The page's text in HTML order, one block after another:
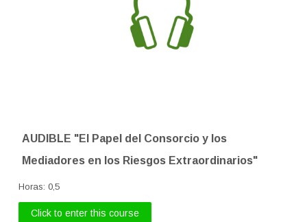
AUDIBLE "El Papel del Consorcio y los
Mediadores en los Riesgos Extraordinarios"
Horas:0,5
Click to enter this course